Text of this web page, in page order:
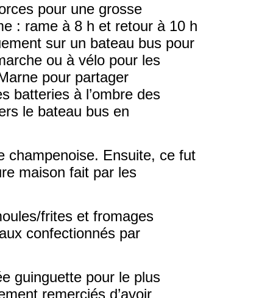
pour une grosse
: rame à 8 h et retour à 10 h
sur un bateau bus pour
ou à vélo pour les
pour partager
batteries à l’ombre des
le bateau bus en
champenoise. Ensuite, ce fut
maison fait par les
frites et fromages
confectionnés par
guinguette pour le plus
remerciés d’avoir